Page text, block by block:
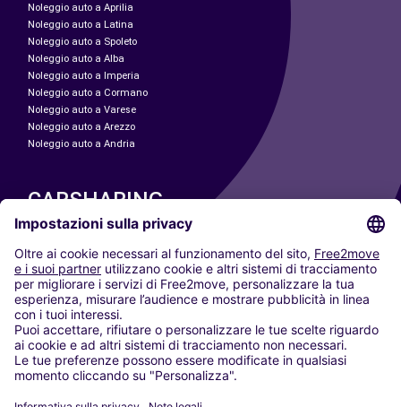
Noleggio auto a Aprilia
Noleggio auto a Latina
Noleggio auto a Spoleto
Noleggio auto a Alba
Noleggio auto a Imperia
Noleggio auto a Cormano
Noleggio auto a Varese
Noleggio auto a Arezzo
Noleggio auto a Andria
CARSHARING
LE NOSTRE CITTÀ
Paris
Madrid
Washington DC
Milano
Roma
Torino
Vienna
Berlino